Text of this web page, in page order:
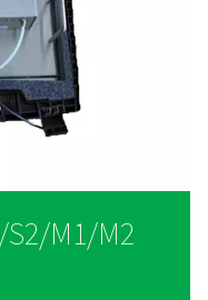
med
med den bærbare